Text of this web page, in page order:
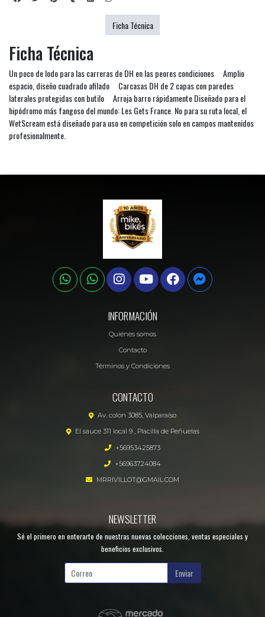
Ficha Técnica
Un poco de lodo para las carreras de DH en las peores condiciones Amplio
espacio, diseño cuadrado afilado Carcasas DH de 2 capas con paredes
laterales protegidas con butilo Arroja barro rápidamente Diseñado para el
hipódromo más fangoso del mundo: Les Gets France. No para su ruta local, el
WetScream está diseñado para uso en competición solo en campos mantenidos
profesionalmente.
Ficha Técnica
INFORMACIÓN
Quiénes somos
Contacto
Términos y Condiciones
CONTACTO
Av. colon 3085, Valparaíso
El sauce 311 local 9 , Placilla de Peñuelas
+56953425873
+56963724084
MRRIVILLOT@GMAIL.COM
NEWSLETTER
Sé el primero en enterarte de nuestras nuevas colecciones, ventas especiales y
beneficios exclusivos.
Enviar